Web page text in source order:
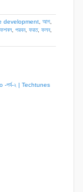
development, আগ,
, পরবন, ফরত, ফলন,
-পর্ব-২ | Techtunes